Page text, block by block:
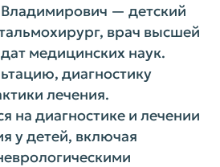
— детский
врач высшей
медицинских наук.
диагностику
лечения.
на диагностике и лечении
у детей, включая